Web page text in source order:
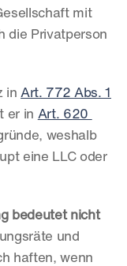
mit
die Privatperson
in Art. 772 Abs. 1
er in Art. 620
weshalb
eine LLC oder
bedeutet nicht
und
haften, wenn